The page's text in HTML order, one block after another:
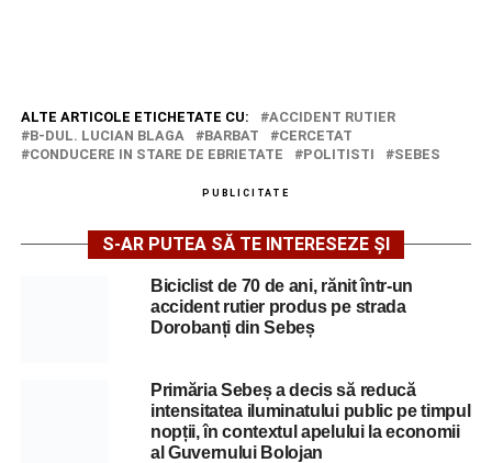
ALTE ARTICOLE ETICHETATE CU:
ACCIDENT RUTIER
B-DUL. LUCIAN BLAGA
BARBAT
CERCETAT
CONDUCERE IN STARE DE EBRIETATE
POLITISTI SEBES
PUBLICITATE
S-AR PUTEA SĂ TE INTERESEZE ȘI
Biciclist de 70 de ani, rănit într-un
accident rutier produs pe strada
Dorobanți din Sebeș
Primăria Sebeș a decis să reducă
intensitatea iluminatului public pe timpul
nopții, în contextul apelului la economii
al Guvernului Bolojan